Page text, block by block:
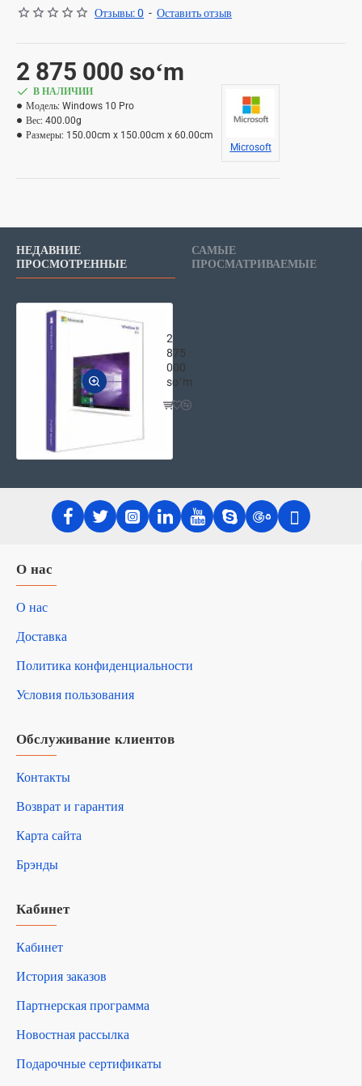
Отзывы: 0 - Оставить отзыв
2 875 000 soʻm
В НАЛИЧИИ
Модель: Windows 10 Pro
Вес: 400.00g
Размеры: 150.00cm x 150.00cm x 60.00cm
Microsoft
НЕДАВНИЕ
ПРОСМОТРЕННЫЕ
САМЫЕ
ПРОСМАТРИВАЕМЫЕ
2
875
000
soʻm
О нас
О нас
Доставка
Политика конфиденциальности
Условия пользования
Обслуживание клиентов
Контакты
Возврат и гарантия
Карта сайта
Брэнды
Кабинет
Кабинет
История заказов
Партнерская программа
Новостная рассылка
Подарочные сертификаты